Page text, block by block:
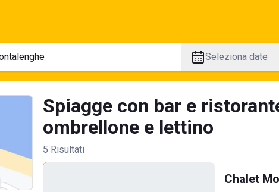
Seleziona date
Spiagge con bar e
ombrellone e lettino
5 Risultati
Chalet